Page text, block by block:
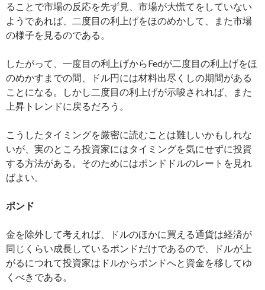
ることで市場の反応を先ず見、市場が大慌てをしていない
ようであれば、二度目の利上げをほのめかして、また市場
の様子を見るのである。
したがって、一度目の利上げからFedが二度目の利上げをほ
のめかすまでの間、ドル円には材料出尽くしの期間がある
ことになる。しかし二度目の利上げが示唆されれば、また
上昇トレンドに戻るだろう。
こうしたタイミングを厳密に読むことは難しいかもしれな
いが、実のところ投資家にはタイミングを気にせずに投資
する方法がある。そのためにはポンドドルのレートを見れ
ばよい。
ポンド
金を除外して考えれば、ドルのほかに買える通貨は経済が
同じくらい成長しているポンドだけであるので、ドルが上
がるにつれて投資家はドルからポンドへと資金を移してゆ
くべきである。